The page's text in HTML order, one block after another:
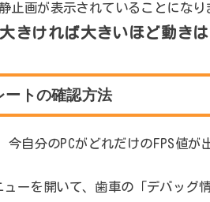
止画が表示されていることになり
大きければ大きいほど動き
ートの確認方法
今自分のPCがどれだけのFPS値が
ューを開いて、歯車の「デバッグ